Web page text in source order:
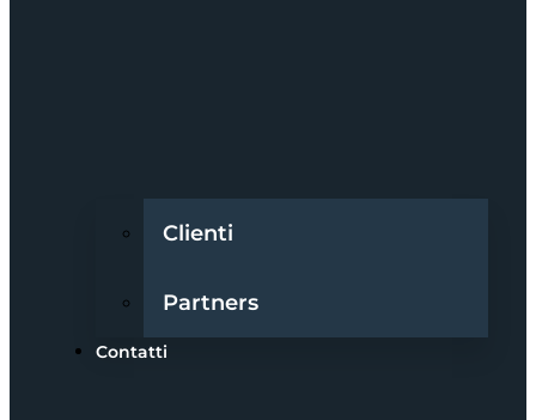
Clienti
Partners
Contatti